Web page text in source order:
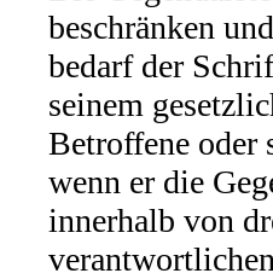
beschränken
bedarf der
seinem
Betroffene oder
wenn er die
innerhalb von